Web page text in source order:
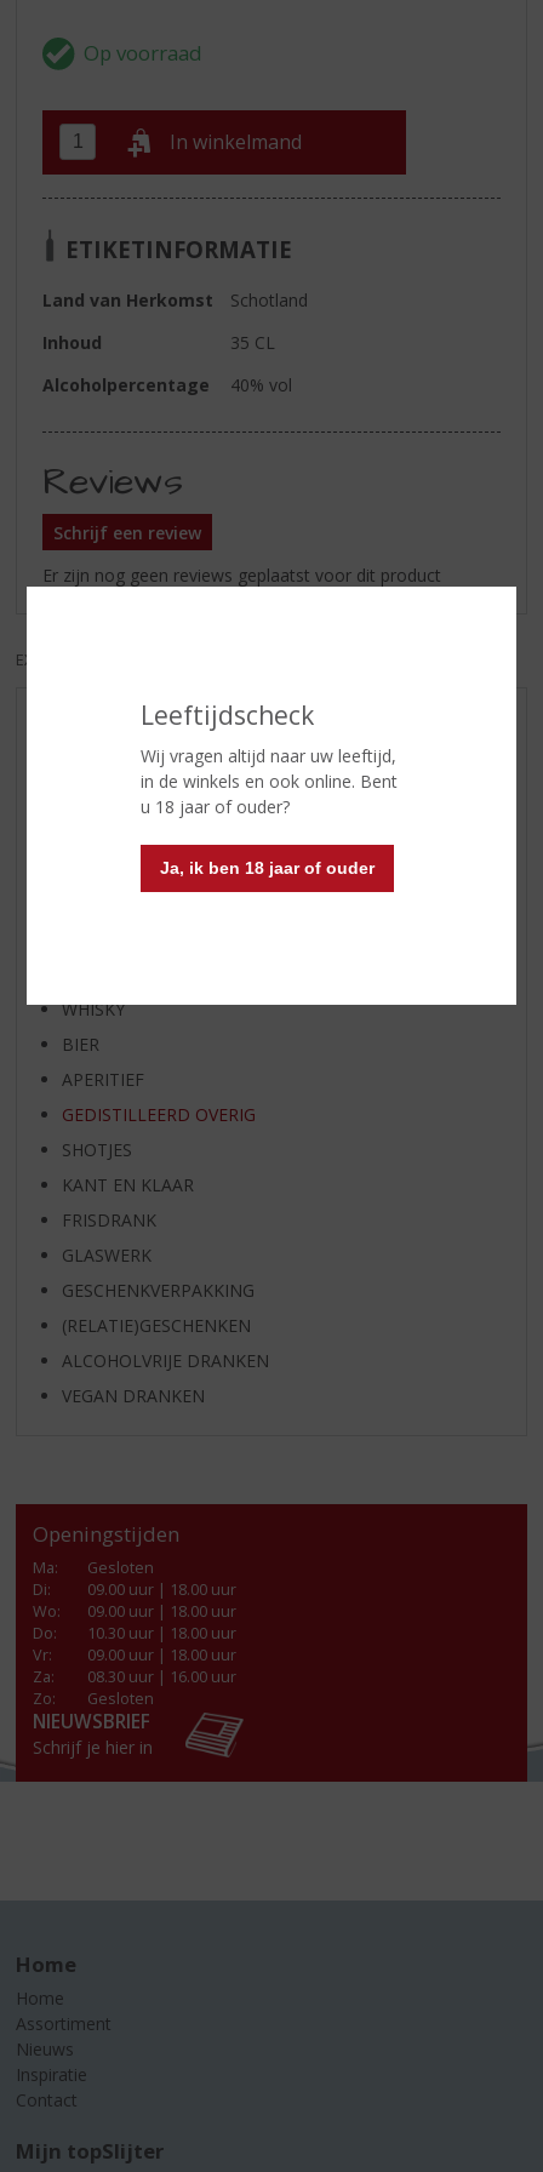
Leeftijdscheck
Wij vragen altijd naar uw leeftijd,
in de winkels en ook online. Bent
u 18 jaar of ouder?
Ja, ik ben 18 jaar of ouder
In winkelmand
ETIKETINFORMATIE
Land van Herkomst
Schotland
Inhoud
35 CL
Alcoholpercentage
40% vol
Reviews
Schrijf een review
Er zijn nog geen reviews geplaatst voor dit product
EXCL. BTW
AANBIEDINGEN
WIJN VAN DE MAAND
WHISKY VAN DE MAAND
BIER VAN DE MAAND
WHISKY
BIER
APERITIEF
GEDISTILLEERD OVERIG
SHOTJES
KANT EN KLAAR
FRISDRANK
GLASWERK
GESCHENKVERPAKKING
(RELATIE)GESCHENKEN
ALCOHOLVRIJE DRANKEN
VEGAN DRANKEN
Openingstijden
Ma:
Gesloten
Di:
09.00 uur | 18.00 uur
Wo:
09.00 uur | 18.00 uur
Do:
10.30 uur | 18.00 uur
Vr:
09.00 uur | 18.00 uur
Za:
08.30 uur | 16.00 uur
Zo:
Gesloten
NIEUWSBRIEF
Schrijf je hier in
Home
Home
Assortiment
Nieuws
Inspiratie
Contact
Mijn topSlijter